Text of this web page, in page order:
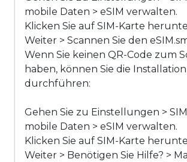
mobile Daten > eSIM verwalten.
Klicken Sie auf SIM-Karte
Weiter > Scannen Sie den
Wenn Sie keinen QR-Code zum
haben, können Sie die Installation
durchführen:
Gehen Sie zu Einstellungen >
mobile Daten > eSIM verwalten.
Klicken Sie auf SIM-Karte
Weiter > Benötigen Sie Hilfe? >